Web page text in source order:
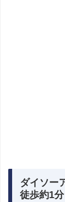
ダイソー
徒歩約1分